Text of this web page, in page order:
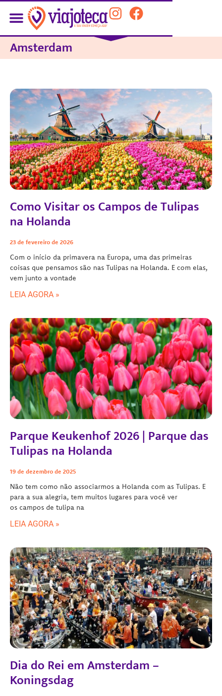
Amsterdam
Como Visitar os Campos de Tulipas
na Holanda
23 de fevereiro de 2026
Com o início da primavera na Europa, uma das primeiras
coisas que pensamos são nas Tulipas na Holanda. E com elas,
vem junto a vontade
LEIA AGORA »
Parque Keukenhof 2026 | Parque das
Tulipas na Holanda
19 de dezembro de 2025
Não tem como não associarmos a Holanda com as Tulipas. E
para a sua alegria, tem muitos lugares para você ver
os campos de tulipa na
LEIA AGORA »
Dia do Rei em Amsterdam –
Koningsdag